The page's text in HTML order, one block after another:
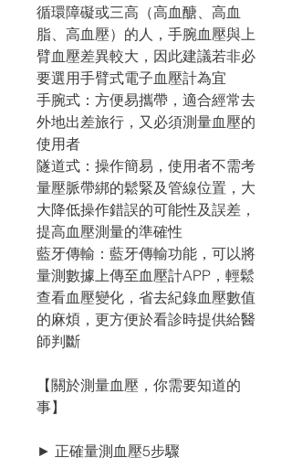
循環障礙或三高（高血醣、高血
脂、高血壓）的人，手腕血壓與上
臂血壓差異較大，因此建議若非必
要選用手臂式電子血壓計為宜
手腕式：方便易攜帶，適合經常去
外地出差旅行，又必須測量血壓的
使用者
隧道式：操作簡易，使用者不需考
量壓脈帶綁的鬆緊及管線位置，大
大降低操作錯誤的可能性及誤差，
提高血壓測量的準確性
藍牙傳輸：藍牙傳輸功能，可以將
量測數據上傳至血壓計APP，輕鬆
查看血壓變化，省去紀錄血壓數值
的麻煩，更方便於看診時提供給醫
師判斷
【關於測量血壓，你需要知道的
事】
► 正確量測血壓5步驟